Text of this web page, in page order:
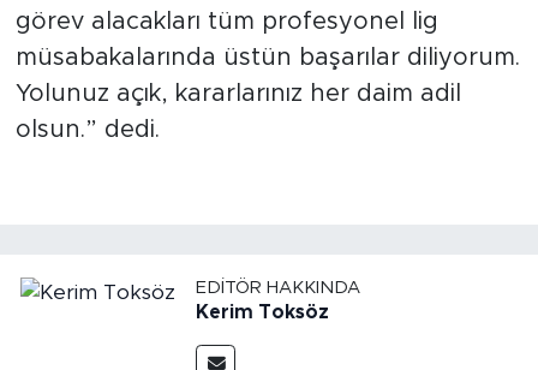
görev alacakları tüm profesyonel lig
müsabakalarında üstün başarılar diliyorum.
Yolunuz açık, kararlarınız her daim adil
olsun.” dedi.
EDITÖR HAKKINDA
Kerim Toksöz